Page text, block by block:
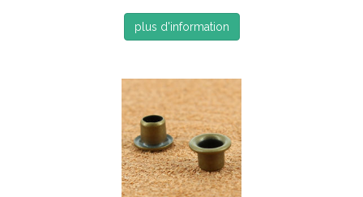
plus d'information